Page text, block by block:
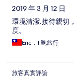
2019 年 3 月 12 日
環境清潔.接待親切
度。
Eric，1 晚旅行
旅客真實評論